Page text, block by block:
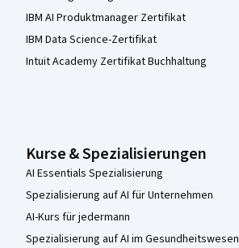
IBM AI Produktmanager Zertifikat
IBM Data Science-Zertifikat
Intuit Academy Zertifikat Buchhaltung
Kurse & Spezialisierungen
AI Essentials Spezialisierung
Spezialisierung auf AI für Unternehmen
AI-Kurs für jedermann
Spezialisierung auf AI im Gesundheitswesen